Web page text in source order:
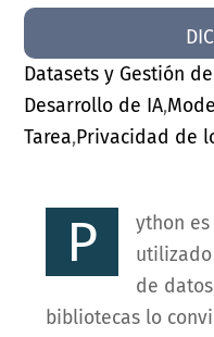
DIC
Datasets y Gestión
Desarrollo de IA,
Tarea,Privacidad de
P
ython
de
bibliotecas lo